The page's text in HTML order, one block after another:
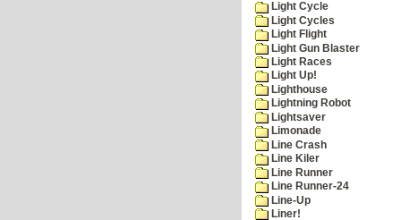
Light Cycle
Light Cycles
Light Flight
Light Gun Blaster
Light Races
Light Up!
Lighthouse
Lightning Robot
Lightsaver
Limonade
Line Crash
Line Kiler
Line Runner
Line Runner-24
Line-Up
Liner!